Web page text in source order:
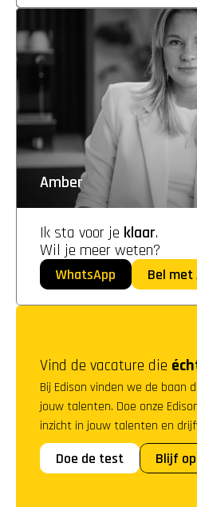
Amber
Ik sta voor je klaar.
Wil je meer weten?
WhatsApp Bel met
Vind de vacature die
Bij Edison vinden we de baan
jouw talenten. Doe onze
inzicht in jouw talenten en
Doe de test Blijf